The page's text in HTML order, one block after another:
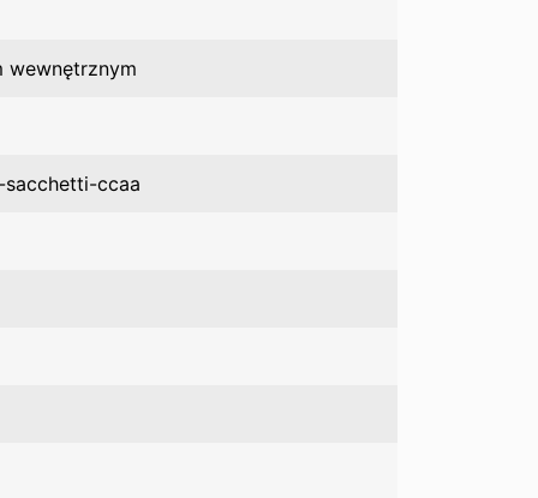
wewnętrznym
ccaa